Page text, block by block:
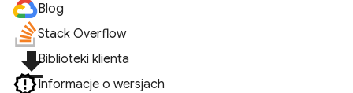
Blog
Stack Overflow
file_downloadBiblioteki klienta
Informacje o wersjach